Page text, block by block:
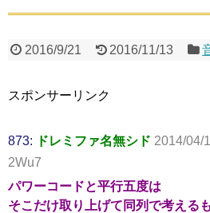
2016/9/21 2016/11/13
スポンサーリンク
873: ドレミファ名無シド 2014/04/
2Wu7
パワーコードと平行五度は
そこだけ取り上げて同列で考える